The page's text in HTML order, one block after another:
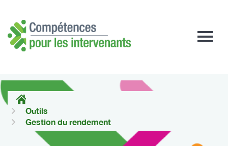
intervenants
Outils
Gestion du rendement